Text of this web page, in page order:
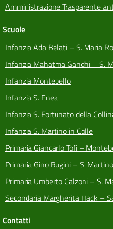
Amministrazione Trasparente
Scuole
Infanzia Ada Belati – S. Maria
Infanzia Mahatma Gandhi – S.
Infanzia Montebello
Infanzia S. Enea
Infanzia S. Fortunato della
Infanzia S. Martino in Colle
Primaria Giancarlo Tofi –
Primaria Gino Rugini – S.
Primaria Umberto Calzoni – S.
Secondaria Margherita Hack –
Contatti